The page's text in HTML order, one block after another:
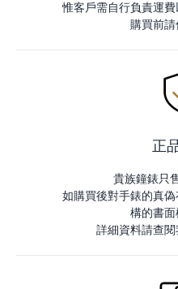
惟客戶需自行負責運費
購買前請
正
貴族鐘錶只
如購買後對手錶的真
構的書面
詳細資料請查閱